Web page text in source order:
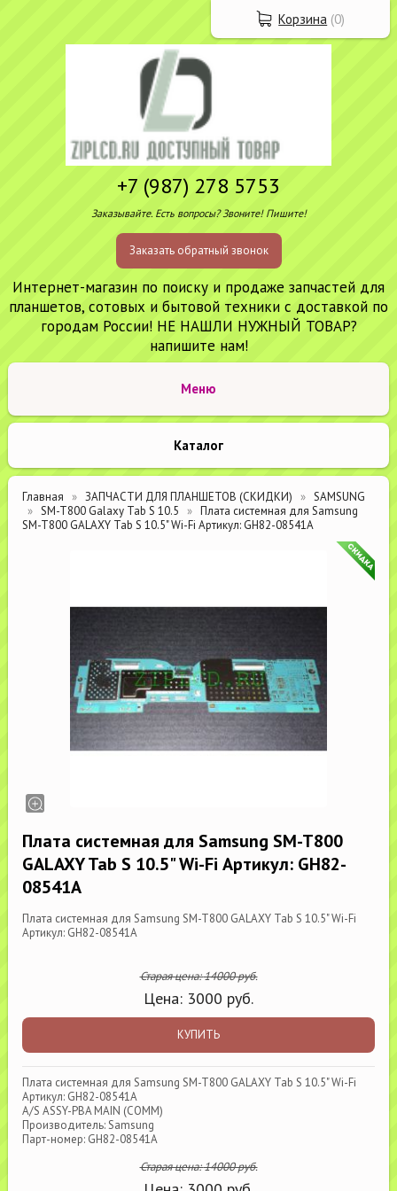
+7 (987) 278 5753
Заказывайте. Есть вопросы? Звоните! Пишите!
Заказать обратный звонок
Интернет-магазин по поиску и продаже запчастей для
планшетов, сотовых и бытовой техники с доставкой по
городам России! НЕ НАШЛИ НУЖНЫЙ ТОВАР?
напишите нам!
Каталог
Главная ЗАПЧАСТИ ДЛЯ ПЛАНШЕТОВ (СКИДКИ)
SAMSUNG
SM-T800 Galaxy Tab S 10.5
Плата системная для Samsung
SM-T800 GALAXY Tab S 10.5" Wi-Fi Артикул: GH82-08541A
Плата системная для Samsung SM-T800
GALAXY Tab S 10.5" Wi-Fi Артикул: GH82-
08541A
Плата системная для Samsung SM-T800 GALAXY Tab S 10.5" Wi-Fi
Артикул: GH82-08541A
Старая цена:14000руб.
Цена: 3000 руб.
КУПИТЬ
Плата системная для Samsung SM-T800 GALAXY Tab S 10.5" Wi-Fi
Артикул: GH82-08541A
A/S ASSY-PBA MAIN (COMM)
Производитель: Samsung
Парт-номер: GH82-08541A
Старая цена:14000руб.
Корзина (0)